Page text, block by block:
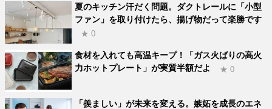
夏のキッチン汗だく問題。ダクトレールに「小型
ファン」を取り付けたら、揚げ物だって楽勝です
★ 0
食材を入れても高温キープ！「ガス火ばりの高火
力ホットプレート」が実質半額だよ
★ 0
「羨ましい」が未来を変える。嫉妬を成長のエネ